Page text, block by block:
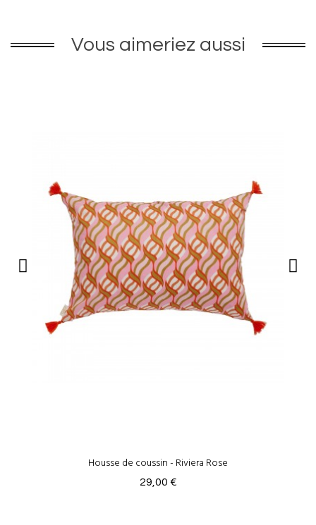
Vous aimeriez aussi
Housse de coussin - Riviera Rose
29,00 €